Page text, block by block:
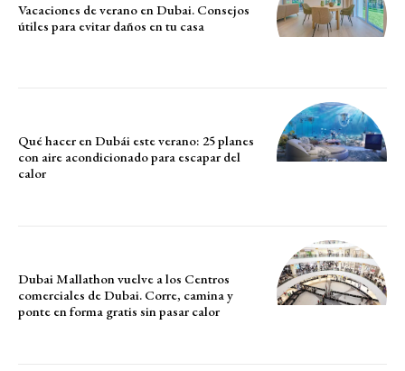
Vacaciones de verano en Dubai. Consejos
útiles para evitar daños en tu casa
Qué hacer en Dubái este verano: 25 planes
con aire acondicionado para escapar del
calor
Dubai Mallathon vuelve a los Centros
comerciales de Dubai. Corre, camina y
ponte en forma gratis sin pasar calor